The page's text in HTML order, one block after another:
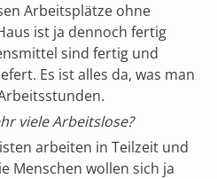
Arbeitsplätze ohne
ist ja dennoch fertig
sind fertig und
Es ist alles da, was man
viele Arbeitslose?
arbeiten in Teilzeit und
Menschen wollen sich ja